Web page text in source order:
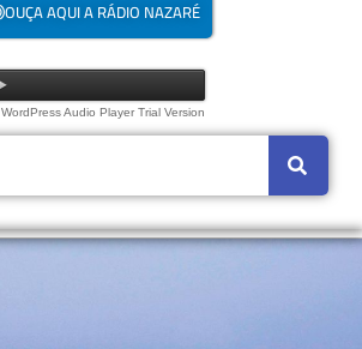
OUÇA AQUI A RÁDIO NAZARÉ
WordPress Audio Player Trial Version